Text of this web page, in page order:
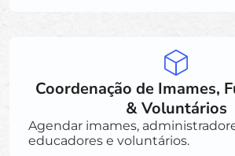
Coordenação de Imames,
& Voluntários
Agendar imames,
educadores e voluntários.